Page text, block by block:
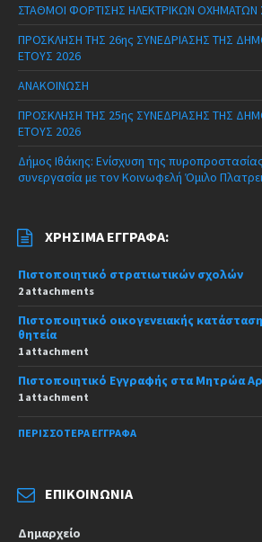
ΣΤΑΘΜΟΙ ΦΟΡΤΙΣΗΣ ΗΛΕΚΤΡΙΚΩΝ ΟΧΗΜΑΤΩΝ
ΠΡΟΣΚΛΗΣΗ ΤΗΣ 26ης ΣΥΝΕΔΡΙΑΣΗΣ ΤΗΣ
ΕΤΟΥΣ 2026
ΑΝΑΚΟΙΝΩΣΗ
ΠΡΟΣΚΛΗΣΗ ΤΗΣ 25ης ΣΥΝΕΔΡΙΑΣΗΣ ΤΗΣ
ΕΤΟΥΣ 2026
Δήμος Ιθάκης: Ενίσχυση της
συνεργασία με τον Κοινωφελή Όμιλο
ΧΡΉΣΙΜΑ ΈΓΓΡΑΦΑ:
Πιστοποιητικό στρατιωτικών σχολών
2 attachments
Πιστοποιητικό οικογενειακής
θητεία
1 attachment
Πιστοποιητικό Εγγραφής στα Μητρώα
1 attachment
ΠΕΡΙΣΣΌΤΕΡΑ ΈΓΓΡΑΦΑ
ΕΠΙΚΟΙΝΩΝΊΑ
Δημαρχείο